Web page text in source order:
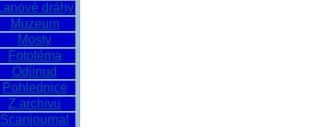
Lanové dráhy
Muzeum
Mosty
Fototéma
Odjinud
Pohlednice
Z archivu
Scanjournal